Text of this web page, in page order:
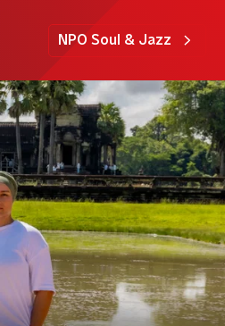
NPO Soul & Jazz